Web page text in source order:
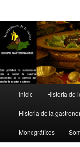
principal
Inicio Historia de
Historia de la
Monográficos